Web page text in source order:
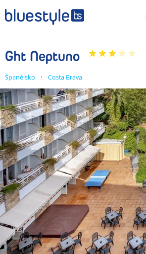
Ght Neptuno
Španělsko Costa Brava